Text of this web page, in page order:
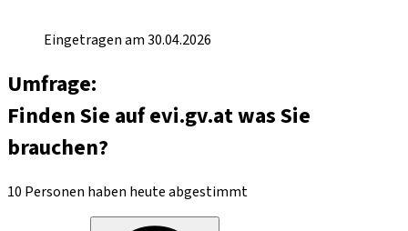
Eingetragen am 30.04.2026
Umfrage:
Finden Sie auf evi.gv.at was Sie
brauchen?
10 Personen haben heute abgestimmt